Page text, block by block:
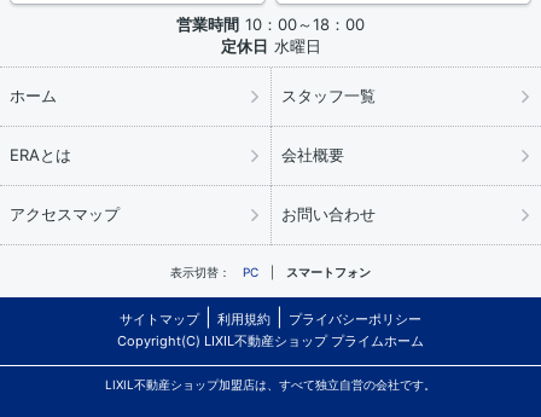
営業時間 10：00～18：00
定休日 水曜日
ホーム スタッフ一覧
ERAとは 会社概要
アクセスマップ お問い合わせ
表示切替： PC スマートフォン
サイトマップ 利用規約
プライバシーポリシー
Copyright(C) LIXIL不動産ショップ プライムホーム
LIXIL不動産ショップ加盟店は、すべて独立自営の会社です。